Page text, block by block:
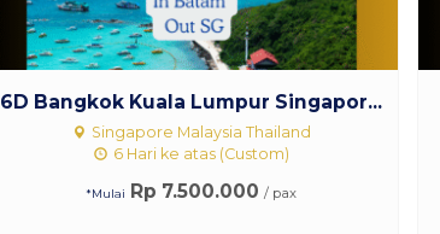
6D Bangkok Kuala Lumpur Singapor...
Singapore Malaysia Thailand
6 Hari ke atas (Custom)
*Mulai Rp 7.500.000 / pax